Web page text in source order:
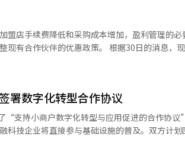
盟店手续费降低和采购成本增加，盈利管理的
根据30日的消息，现代信用卡将于8月10
要便利店使用的M积分使用率从原来的20%调整
第三季度以来，现代信用卡在广告宣传费用上投
、定期支付、餐饮和旅行等生活方式领域扩大
用卡在个人信用销售领域排名第三，仅次于新韩
营销手段，同时也是信用卡公司承担的主要营
署数字化转型合作协议
商户数字化转型与应用促进的合作协议”。 此次合作与
科技企业将直接参与基础设施的普及。双方计
的支付环境和运营效率。特别是通过小商户新